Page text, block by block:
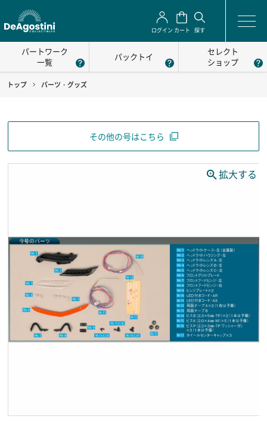
ログイン カート 探す
パートワーク
一覧
パックトイ
セレクト
ショップ
トップ パーツ・グッズ
その他の号はこちら